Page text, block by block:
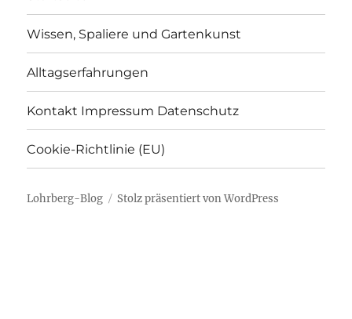
Wissen, Spaliere und Gartenkunst
Alltagserfahrungen
Kontakt Impressum Datenschutz
Cookie-Richtlinie (EU)
Lohrberg-Blog Stolz präsentiert von WordPress